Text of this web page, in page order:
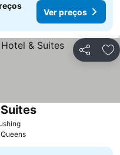
Ver preços
Partilhar
Ver preços
Ver preços